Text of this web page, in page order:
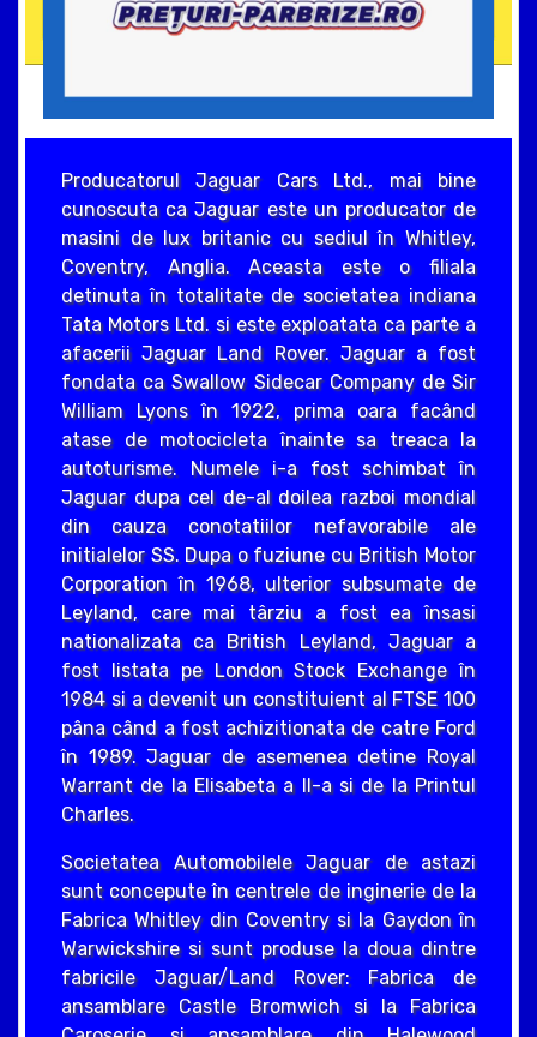
Producatorul Jaguar Cars Ltd., mai bine
cunoscuta ca Jaguar este un producator de
masini de lux britanic cu sediul în Whitley,
Coventry, Anglia. Aceasta este o filiala
detinuta în totalitate de societatea indiana
Tata Motors Ltd. si este exploatata ca parte a
afacerii Jaguar Land Rover. Jaguar a fost
fondata ca Swallow Sidecar Company de Sir
William Lyons în 1922, prima oara facând
atase de motocicleta înainte sa treaca la
autoturisme. Numele i-a fost schimbat în
Jaguar dupa cel de-al doilea razboi mondial
din cauza conotatiilor nefavorabile ale
initialelor SS. Dupa o fuziune cu British Motor
Corporation în 1968, ulterior subsumate de
Leyland, care mai târziu a fost ea însasi
nationalizata ca British Leyland, Jaguar a
fost listata pe London Stock Exchange în
1984 si a devenit un constituient al FTSE 100
pâna când a fost achizitionata de catre Ford
în 1989. Jaguar de asemenea detine Royal
Warrant de la Elisabeta a II-a si de la Printul
Charles.
Societatea Automobilele Jaguar de astazi
sunt concepute în centrele de inginerie de la
Fabrica Whitley din Coventry si la Gaydon în
Warwickshire si sunt produse la doua dintre
fabricile Jaguar/Land Rover: Fabrica de
ansamblare Castle Bromwich si la Fabrica